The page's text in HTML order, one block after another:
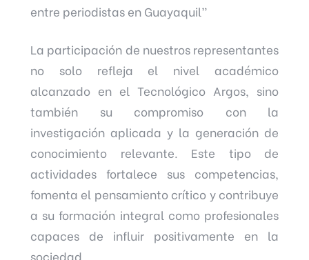
entre periodistas en Guayaquil”
La participación de nuestros representantes
no solo refleja el nivel académico
alcanzado en el Tecnológico Argos, sino
también su compromiso con la
investigación aplicada y la generación de
conocimiento relevante. Este tipo de
actividades fortalece sus competencias,
fomenta el pensamiento crítico y contribuye
a su formación integral como profesionales
capaces de influir positivamente en la
sociedad.